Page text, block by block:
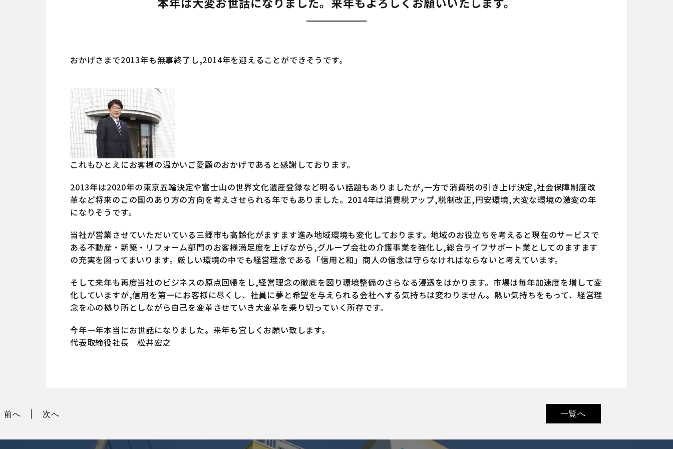
おかげさまで2013年も無事終了し,2014年を迎えることができそうです。
これもひとえにお客様の温かいご愛顧のおかげであると感謝しております。
2013年は2020年の東京五輪決定や富士山の世界文化遺産登録など明るい話題もありましたが,一方で消費税の引き上げ決定,社会保障制度改
革など将来のこの国のあり方の方向を考えさせられる年でもありました。2014年は消費税アップ,税制改正,円安環境,大変な環境の激変の年
になりそうです。
当社が営業させていただいている三郷市も高齢化がますます進み地域環境も変化しております。地域のお役立ちを考えると現在のサービスで
ある不動産・新築・リフォーム部門のお客様満足度を上げながら,グループ会社の介護事業を強化し,総合ライフサポート業としてのますます
の充実を図ってまいります。厳しい環境の中でも経営理念である「信用と和」商人の信念は守らなければならないと考えています。
そして来年も再度当社のビジネスの原点回帰をし,経営理念の徹底を図り環境整備のさらなる浸透をはかります。市場は毎年加速度を増して変
化していますが,信用を第一にお客様に尽くし、社員に夢と希望を与えられる会社へする気持ちは変わりません。熱い気持ちをもって、経営理
念を心の拠り所としながら自己を変革させていき大変革を乗り切っていく所存です。
今年一年本当にお世話になりました。来年も宜しくお願い致します。
代表取締役社長 松井宏之
一覧へ
前へ 次へ